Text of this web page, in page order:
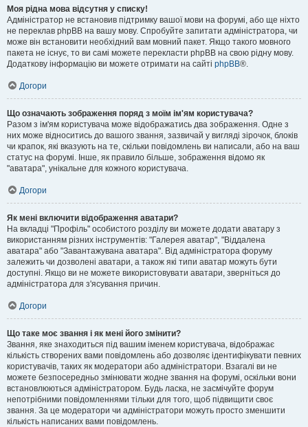
Моя рідна мова відсутня у списку!
Адміністратор не встановив підтримку вашої мови на форумі, або ще ніхто
не переклав phpBB на вашу мову. Спробуйте запитати адміністратора, чи
може він встановити необхідний вам мовний пакет. Якщо такого мовного
пакета не існує, то ви самі можете перекласти phpBB на свою рідну мову.
Додаткову інформацію ви можете отримати на сайті phpBB®.
Догори
Що означають зображення поряд з моїм ім'ям користувача?
Разом з ім'ям користувача може відображатись два зображення. Одне з
них може відноситись до вашого звання, зазвичай у вигляді зірочок, блоків
чи крапок, які вказують на те, скільки повідомлень ви написали, або на ваш
статус на форумі. Інше, як правило більше, зображення відомо як
"аватара", унікальне для кожного користувача.
Догори
Як мені включити відображення аватари?
На вкладці "Профіль" особистого розділу ви можете додати аватару з
використанням різних інструментів: "Галерея аватар", "Віддалена
аватара" або "Завантажувана аватара". Від адміністратора форуму
залежить чи дозволені аватари, а також які типи аватар можуть бути
доступні. Якщо ви не можете використовувати аватари, зверніться до
адміністратора для з'ясування причин.
Догори
Що таке моє звання і як мені його змінити?
Звання, яке знаходиться під вашим іменем користувача, відображає
кількість створених вами повідомлень або дозволяє ідентифікувати певних
користувачів, таких як модератори або адміністратори. Взагалі ви не
можете безпосередньо змінювати жодне звання на форумі, оскільки вони
встановлюються адміністратором. Будь ласка, не засмічуйте форум
непотрібними повідомленнями тільки для того, щоб підвищити своє
звання. За це модератори чи адміністратори можуть просто зменшити
кількість написаних вами повідомлень.